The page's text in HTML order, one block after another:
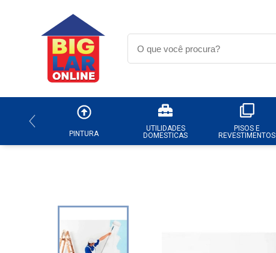
PINTURA
UTILIDADES
DOMESTICAS
PISOS E
REVESTIMENTOS